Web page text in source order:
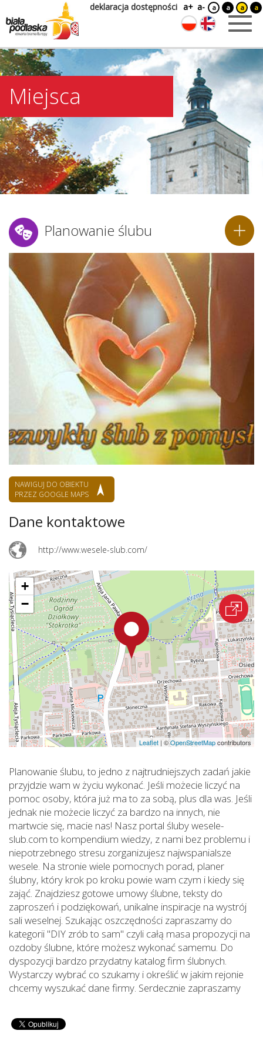
deklaracja dostępności a+ a- a a a a
Miejsca
Planowanie ślubu
NAWIGUJ DO OBIEKTU
PRZEZ GOOGLE MAPS
Dane kontaktowe
http://www.wesele-slub.com/
+
−
Leaflet | ©OpenStreetMapcontributors
Planowanie ślubu, to jedno z najtrudniejszych zadań jakie
przyjdzie wam w życiu wykonać. Jeśli możecie liczyć na
pomoc osoby, która już ma to za sobą, plus dla was. Jeśli
jednak nie możecie liczyć za bardzo na innych, nie
martwcie się, macie nas! Nasz portal śluby wesele-
slub.com to kompendium wiedzy, z nami bez problemu i
niepotrzebnego stresu zorganizujesz najwspanialsze
wesele. Na stronie wiele pomocnych porad, planer
ślubny, który krok po kroku powie wam czym i kiedy się
zająć. Znajdziesz gotowe umowy ślubne, teksty do
zaproszeń i podziękowań, unikalne inspiracje na wystrój
sali weselnej. Szukając oszczędności zapraszamy do
kategorii "DIY zrób to sam" czyli całą masa propozycji na
ozdoby ślubne, które możesz wykonać samemu. Do
dyspozycji bardzo przydatny katalog firm ślubnych.
Wystarczy wybrać co szukamy i określić w jakim rejonie
chcemy wyszukać dane firmy. Serdecznie zapraszamy